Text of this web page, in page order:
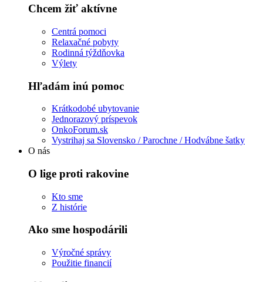
Chcem žiť aktívne
Centrá pomoci
Relaxačné pobyty
Rodinná týždňovka
Výlety
Hľadám inú pomoc
Krátkodobé ubytovanie
Jednorazový príspevok
OnkoForum.sk
Vystrihaj sa Slovensko / Parochne / Hodvábne šatky
O nás
O lige proti rakovine
Kto sme
Z histórie
Ako sme hospodárili
Výročné správy
Použitie financií